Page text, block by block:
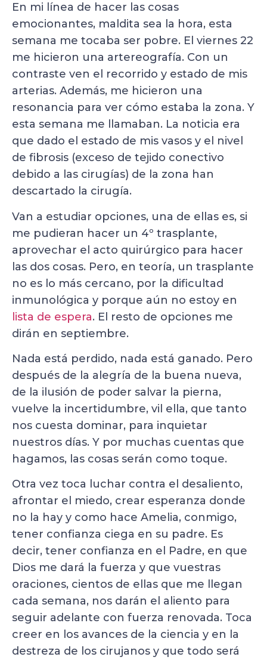
En mi línea de hacer las cosas
emocionantes, maldita sea la hora, esta
semana me tocaba ser pobre. El viernes 22
me hicieron una artereografía. Con un
contraste ven el recorrido y estado de mis
arterias. Además, me hicieron una
resonancia para ver cómo estaba la zona. Y
esta semana me llamaban. La noticia era
que dado el estado de mis vasos y el nivel
de fibrosis (exceso de tejido conectivo
debido a las cirugías) de la zona han
descartado la cirugía.
Van a estudiar opciones, una de ellas es, si
me pudieran hacer un 4º trasplante,
aprovechar el acto quirúrgico para hacer
las dos cosas. Pero, en teoría, un trasplante
no es lo más cercano, por la dificultad
inmunológica y porque aún no estoy en
lista de espera. El resto de opciones me
dirán en septiembre.
Nada está perdido, nada está ganado. Pero
después de la alegría de la buena nueva,
de la ilusión de poder salvar la pierna,
vuelve la incertidumbre, vil ella, que tanto
nos cuesta dominar, para inquietar
nuestros días. Y por muchas cuentas que
hagamos, las cosas serán como toque.
Otra vez toca luchar contra el desaliento,
afrontar el miedo, crear esperanza donde
no la hay y como hace Amelia, conmigo,
tener confianza ciega en su padre. Es
decir, tener confianza en el Padre, en que
Dios me dará la fuerza y que vuestras
oraciones, cientos de ellas que me llegan
cada semana, nos darán el aliento para
seguir adelante con fuerza renovada. Toca
creer en los avances de la ciencia y en la
destreza de los cirujanos y que todo será